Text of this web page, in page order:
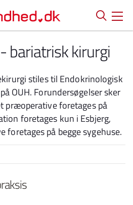
bariatrisk kirurgi
stiles til Endokrinologisk
OUH. Forundersøgelser sker
præoperative foretages på
foretages kun i Esbjerg,
foretages på begge sygehuse.